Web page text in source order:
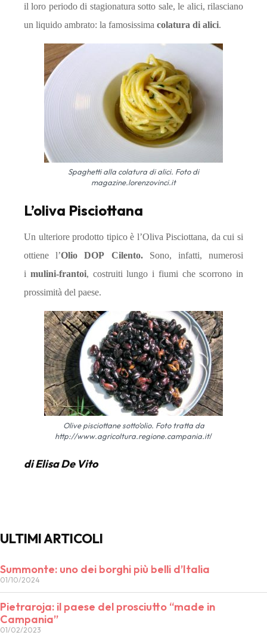
il loro periodo di stagionatura sotto sale, le alici, rilasciano
un liquido ambrato: la famosissima colatura di alici.
Spaghetti alla colatura di alici. Foto di
magazine.lorenzovinci.it
L’oliva Pisciottana
Un ulteriore prodotto tipico è l’Oliva Pisciottana, da cui si
ottiene l’Olio DOP Cilento.Sono, infatti, numerosi
i mulini-frantoi, costruiti lungo i fiumi che scorrono in
prossimità del paese.
Olive pisciottane sotto’olio. Foto tratta da
http://www.agricoltura.regione.campania.it/
di Elisa De Vito
ULTIMI ARTICOLI
Summonte: uno dei borghi più belli d’Italia
01/10/2024
Pietraroja: il paese del prosciutto “made in
Campania”
01/02/2023